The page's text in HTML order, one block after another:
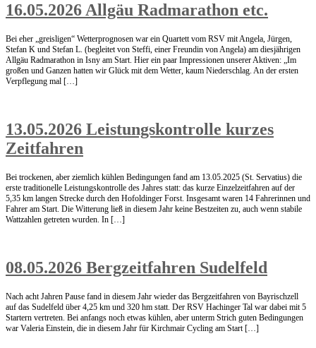
16.05.2026 Allgäu Radmarathon etc.
Bei eher „greisligen“ Wetterprognosen war ein Quartett vom RSV mit Angela, Jürgen,
Stefan K und Stefan L. (begleitet von Steffi, einer Freundin von Angela) am diesjährigen
Allgäu Radmarathon in Isny am Start. Hier ein paar Impressionen unserer Aktiven: „Im
großen und Ganzen hatten wir Glück mit dem Wetter, kaum Niederschlag. An der ersten
Verpflegung mal […]
13.05.2026 Leistungskontrolle kurzes
Zeitfahren
Bei trockenen, aber ziemlich kühlen Bedingungen fand am 13.05.2025 (St. Servatius) die
erste traditionelle Leistungskontrolle des Jahres statt: das kurze Einzelzeitfahren auf der
5,35 km langen Strecke durch den Hofoldinger Forst. Insgesamt waren 14 Fahrerinnen und
Fahrer am Start. Die Witterung ließ in diesem Jahr keine Bestzeiten zu, auch wenn stabile
Wattzahlen getreten wurden. In […]
08.05.2026 Bergzeitfahren Sudelfeld
Nach acht Jahren Pause fand in diesem Jahr wieder das Bergzeitfahren von Bayrischzell
auf das Sudelfeld über 4,25 km und 320 hm statt. Der RSV Hachinger Tal war dabei mit 5
Startern vertreten. Bei anfangs noch etwas kühlen, aber unterm Strich guten Bedingungen
war Valeria Einstein, die in diesem Jahr für Kirchmair Cycling am Start […]